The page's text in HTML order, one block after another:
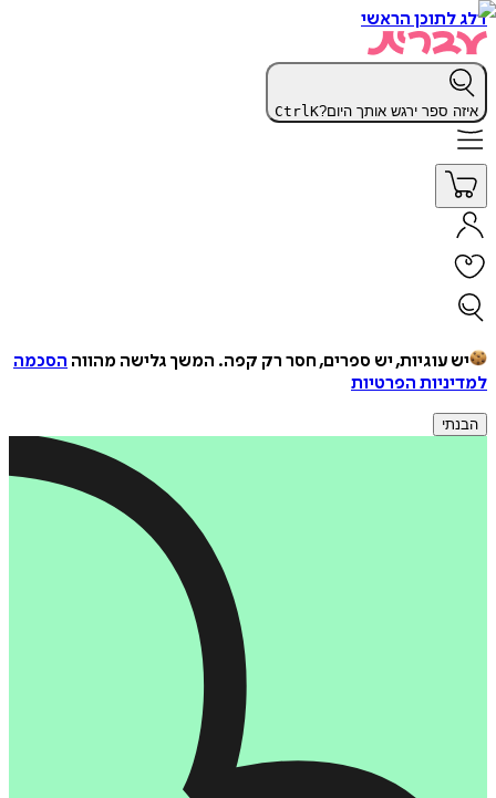
דלג לתוכן הראשי
איזה ספר ירגש אותך היום? CtrlK
יש עוגיות, יש ספרים, חסר רק קפה. המשך גלישה מהווה הסכמה
למדיניות הפרטיות
הבנתי